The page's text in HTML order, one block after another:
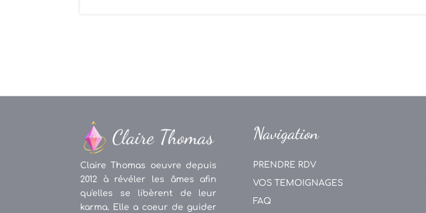
Claire Thomas oeuvre depuis
2012 à révéler les âmes afin
qu'elles se libèrent de leur
karma. Elle a coeur de guider
Navigation
PRENDRE RDV
VOS TEMOIGNAGES
FAQ